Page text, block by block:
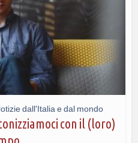
dall'Italia e dal mondo
con il (loro)